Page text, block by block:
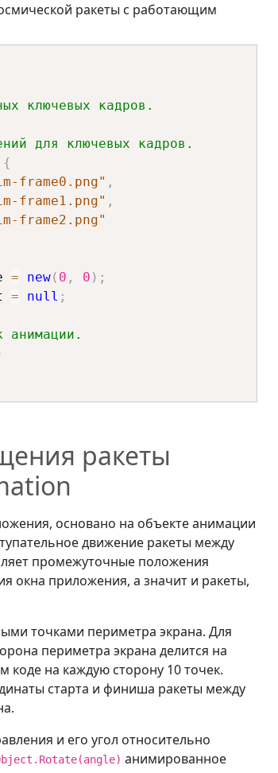
ракеты с работающим
ключевых кадров.
для ключевых кадров.
{
frame0.png" ,
frame1.png" ,
frame2.png"
= new( 0 , 0 ) ;
= null ;
анимации.
вдоль оси перемещения.
)
(angle);
= rt;
ключевым кадрам.
ракеты
основано на объекте анимации
движение ракеты между
промежуточные положения
окна приложения, а значит и ракеты,
точками периметра экрана. Для
периметра экрана делится на
коде на каждую сторону 10 точек.
старта и финиша ракеты между
и его угол относительно
анимированное